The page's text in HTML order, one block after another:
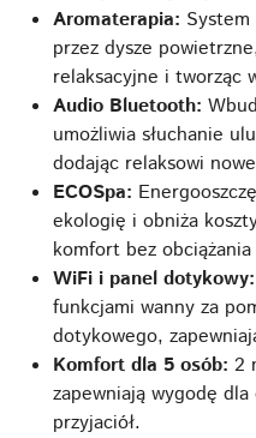
Aromaterapia:
przez dysze
relaksacyjne i tworząc
Audio Bluetooth:
umożliwia słuchanie
dodając relaksowi
ECOSpa:
ekologię i obniża
komfort bez
WiFi i panel dotykowy:
funkcjami wanny za
dotykowego,
Komfort dla 5 osób: 2
zapewniają wygodę
przyjaciół.